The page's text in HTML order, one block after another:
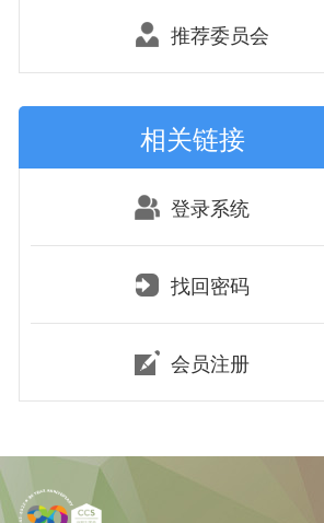
推荐委员会
相关链接
登录系统
找回密码
会员注册